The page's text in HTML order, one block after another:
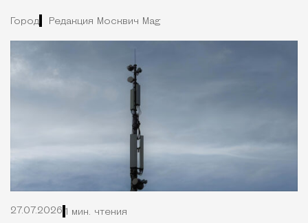
Город Редакция Москвич Mag
27.07.2026 1 мин. чтения